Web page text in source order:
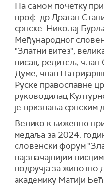
На самом почетку
проф. др Драган
српске. Николај
Међународног
"Златни витез",
писац, редитељ, члан
Думе, члан
Руске православне
руководилац
је признања српским
Велико књижевно
медаља за 2024.
словенски форум
најзначајнијим
подручја за животно
академику Матији